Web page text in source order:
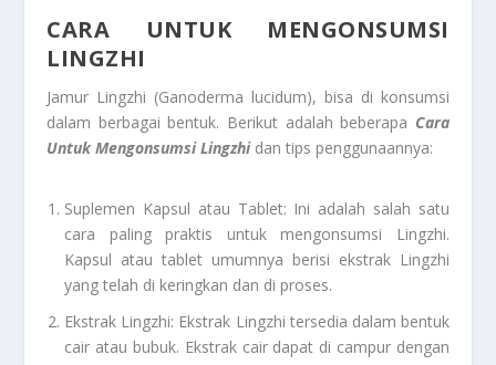
CARA UNTUK MENGONSUMSI
LINGZHI
Jamur Lingzhi (Ganoderma lucidum), bisa di konsumsi
dalam berbagai bentuk. Berikut adalah beberapa Cara
Untuk Mengonsumsi Lingzhidan tips penggunaannya:
Suplemen Kapsul atau Tablet: Ini adalah salah satu
cara paling praktis untuk mengonsumsi Lingzhi.
Kapsul atau tablet umumnya berisi ekstrak Lingzhi
yang telah di keringkan dan di proses.
Ekstrak Lingzhi: Ekstrak Lingzhi tersedia dalam bentuk
cair atau bubuk. Ekstrak cair dapat di campur dengan